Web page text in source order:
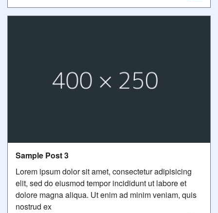
Sample Post 3
Lorem ipsum dolor sit amet, consectetur adipisicing
elit, sed do eiusmod tempor incididunt ut labore et
dolore magna aliqua. Ut enim ad minim veniam, quis
nostrud ex